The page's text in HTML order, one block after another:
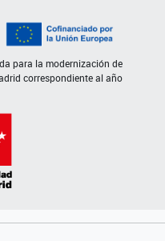
para la modernización de
correspondiente al año